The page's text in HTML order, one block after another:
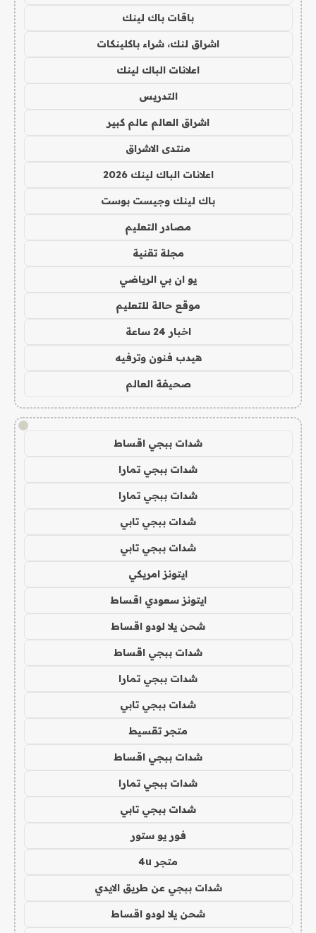
باقات باك لينك
اشراق لنك، شراء باكلينكات
اعلانات الباك لينك
التدريس
اشراق العالم عالم كبير
منتدى الاشراق
اعلانات الباك لينك 2026
باك لينك وجيست بوست
مصادر التعليم
مجلة تقنية
يو ان بي الرياضي
موقع حالة للتعليم
اخبار 24 ساعة
هيدب فنون وترفيه
صحيفة العالم
!
شدات ببجي اقساط
شدات ببجي تمارا
شدات ببجي تمارا
شدات ببجي تابي
شدات ببجي تابي
ايتونز امريكي
ايتونز سعودي اقساط
شحن يلا لودو اقساط
شدات ببجي اقساط
شدات ببجي تمارا
شدات ببجي تابي
متجر تقسيط
شدات ببجي اقساط
شدات ببجي تمارا
شدات ببجي تابي
فور يو ستور
متجر 4u
شدات ببجي عن طريق الايدي
شحن يلا لودو اقساط